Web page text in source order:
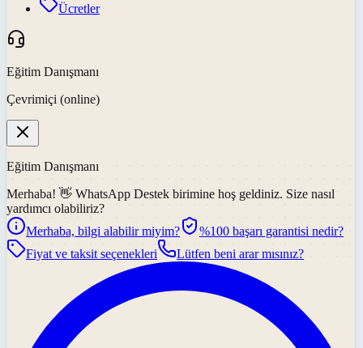
Ücretler
Eğitim Danışmanı
Çevrimiçi (online)
Eğitim Danışmanı
Merhaba! 👋 WhatsApp Destek birimine hoş geldiniz. Size nasıl
yardımcı olabiliriz?
Merhaba, bilgi alabilir miyim?
%100 başarı garantisi nedir?
Fiyat ve taksit seçenekleri
Lütfen beni arar mısınız?